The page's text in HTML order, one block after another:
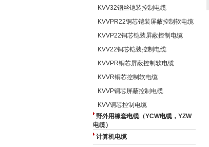
KVV32钢丝铠装控制电缆
KVVPR22铜芯铠装屏蔽控制软电缆
KVVP22铜芯铠装屏蔽控制电缆
KVV22铜芯铠装控制电缆
KVVPR铜芯屏蔽控制软电缆
KVVR铜芯控制软电缆
KVVP铜芯屏蔽控制电缆
KVV铜芯控制电缆
野外用橡套电缆（YCW电缆，YZW
电缆）
计算机电缆